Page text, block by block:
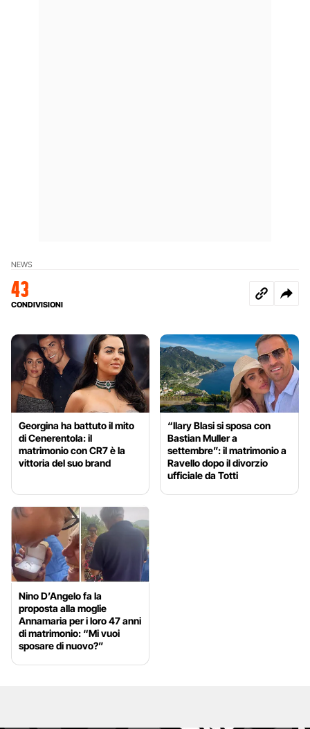
NEWS
43
CONDIVISIONI
Georgina ha battuto il mito
di Cenerentola: il
matrimonio con CR7 è la
vittoria del suo brand
“Ilary Blasi si sposa con
Bastian Muller a
settembre”: il matrimonio a
Ravello dopo il divorzio
ufficiale da Totti
Nino D’Angelo fa la
proposta alla moglie
Annamaria per i loro 47 anni
di matrimonio: “Mi vuoi
sposare di nuovo?”